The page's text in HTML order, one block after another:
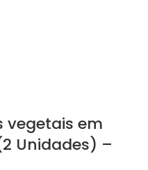
vegetais em
Unidades) –